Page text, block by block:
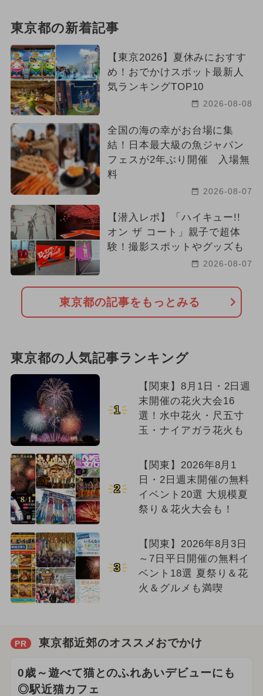
東京都の新着記事
【東京2026】夏休みにおすす
め！おでかけスポット最新人
気ランキングTOP10
2026-08-08
全国の海の幸がお台場に集
結！日本最大級の魚ジャパン
フェスが2年ぶり開催 入場無
料
2026-08-07
【潜入レポ】「ハイキュー!!
オン ザ コート」親子で超体
験！撮影スポットやグッズも
2026-08-07
東京都の記事をもっとみる
東京都の人気記事ランキング
1
【関東】8月1日・2日週
末開催の花火大会16
選！水中花火・尺五寸
玉・ナイアガラ花火も
2
【関東】2026年8月1
日・2日週末開催の無料
イベント20選 大規模夏
祭り＆花火大会も！
3
【関東】2026年8月3日
～7日平日開催の無料イ
ベント18選 夏祭り＆花
火＆グルメも満喫
PR 東京都近郊のオススメおでかけ
0歳～遊べて猫とのふれあいデビューにも
◎駅近猫カフェ